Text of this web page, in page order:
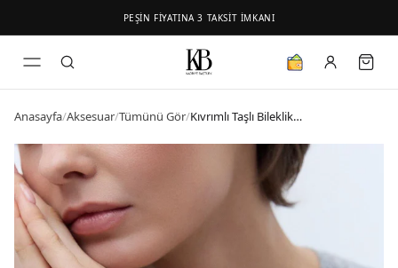
PEŞİN FİYATINA 3 TAKSİT İMKANI
Anasayfa/Aksesuar/Tümünü Gör/ Kıvrımlı Taşlı Bileklik Gold